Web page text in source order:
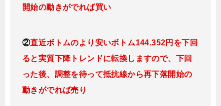
開始の動きがでれば買い
②直近ボトムのより安いボトム144.352円を下回
ると実質下降トレンドに転換しますので、下回
った後、調整を待って抵抗線から再下落開始の
動きがでれば売り